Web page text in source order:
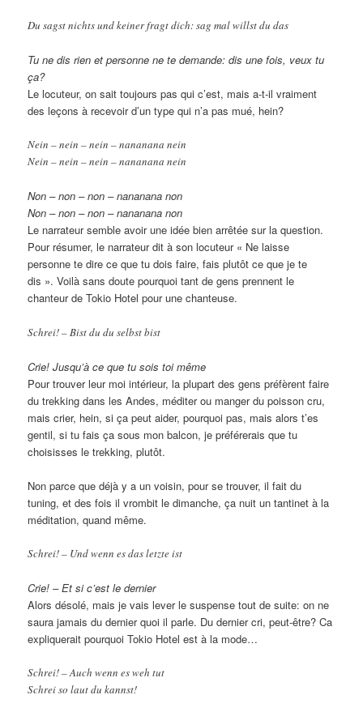
Du sagst nichts und keiner fragt dich: sag mal willst du das
Tu ne dis rien et personne ne te demande: dis une fois, veux tu
ça?
Le locuteur, on sait toujours pas qui c’est, mais a-t-il vraiment
des leçons à recevoir d’un type qui n’a pas mué, hein?
Nein – nein – nein – nananana nein
Nein – nein – nein – nananana nein
Non – non – non – nananana non
Non – non – non – nananana non
Le narrateur semble avoir une idée bien arrêtée sur la question.
Pour résumer, le narrateur dit à son locuteur « Ne laisse
personne te dire ce que tu dois faire, fais plutôt ce que je te
dis ». Voilà sans doute pourquoi tant de gens prennent le
chanteur de Tokio Hotel pour une chanteuse.
Schrei! – Bist du du selbst bist
Crie! Jusqu’à ce que tu sois toi même
Pour trouver leur moi intérieur, la plupart des gens préfèrent faire
du trekking dans les Andes, méditer ou manger du poisson cru,
mais crier, hein, si ça peut aider, pourquoi pas, mais alors t’es
gentil, si tu fais ça sous mon balcon, je préférerais que tu
choisisses le trekking, plutôt.
Non parce que déjà y a un voisin, pour se trouver, il fait du
tuning, et des fois il vrombit le dimanche, ça nuit un tantinet à la
méditation, quand même.
Schrei! – Und wenn es das letzte ist
Crie! – Et si c’est le dernier
Alors désolé, mais je vais lever le suspense tout de suite: on ne
saura jamais du dernier quoi il parle. Du dernier cri, peut-être? Ca
expliquerait pourquoi Tokio Hotel est à la mode…
Schrei! – Auch wenn es weh tut
Schrei so laut du kannst!